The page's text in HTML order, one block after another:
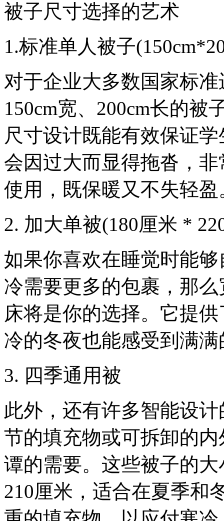
被子尺寸选择的艺术
1.标准单人被子
对于企业大多数国家标
150cm宽、200cm长的被
尺寸设计既能有效保证
会因过大而显得拖沓，
使用，既保暖又不失轻盈
2. 加大单被(180厘米 *
如果你喜欢在睡觉时能
冷需要更多的包裹，那么
床将是你的选择。它提
冷的冬夜也能感受到满
3. 四季通用被
此外，还有许多智能设
节的填充物或可拆卸的
谭的需要。这些被子的
210厘米，适合在夏季和